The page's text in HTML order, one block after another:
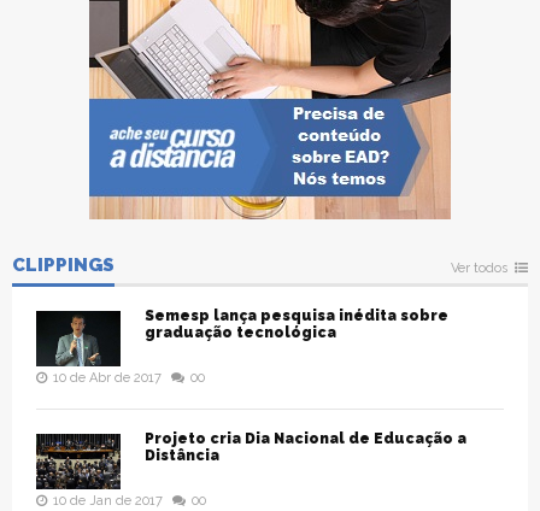
CLIPPINGS Ver todos
Semesp lança pesquisa inédita sobre
graduação tecnológica
10 de Abr de 2017 00
Projeto cria Dia Nacional de Educação a
Distância
10 de Jan de 2017 00